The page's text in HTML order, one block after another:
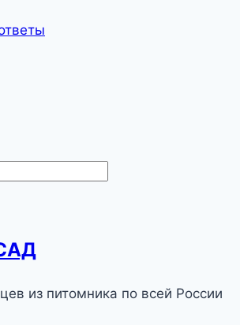
из питомника по всей России